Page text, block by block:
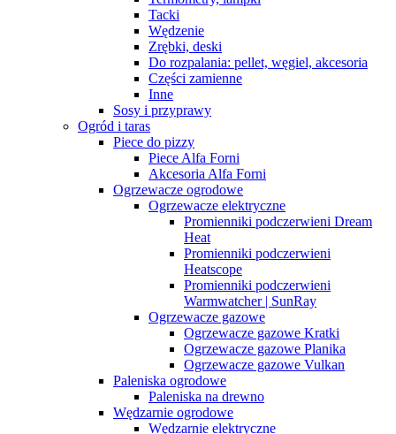
Tacki
Wędzenie
Zrębki, deski
Do rozpalania: pellet, węgiel, akcesoria
Części zamienne
Inne
Sosy i przyprawy
Ogród i taras
Piece do pizzy
Piece Alfa Forni
Akcesoria Alfa Forni
Ogrzewacze ogrodowe
Ogrzewacze elektryczne
Promienniki podczerwieni Dream
Heat
Promienniki podczerwieni
Heatscope
Promienniki podczerwieni
Warmwatcher | SunRay
Ogrzewacze gazowe
Ogrzewacze gazowe Kratki
Ogrzewacze gazowe Planika
Ogrzewacze gazowe Vulkan
Paleniska ogrodowe
Paleniska na drewno
Wędzarnie ogrodowe
Wędzarnie elektryczne